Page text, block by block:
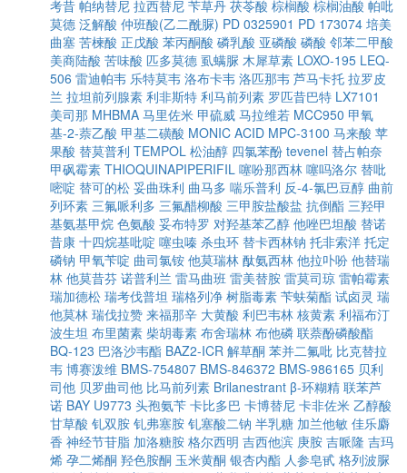
考昔 帕纳替尼 拉西替尼 苄草丹 茯苓酸 棕榈酸 棕榈油酸 帕吡
莫德 泛解酸 仲班酸(乙二酰脲) PD 0325901 PD 173074 培美
曲塞 苦楝酸 正戊酸 苯丙酮酸 磷乳酸 亚磷酸 磷酸 邻苯二甲酸
美商陆酸 苦味酸 匹多莫德 虱螨脲 木犀草素 LOXO-195 LEQ-
506 雷迪帕韦 乐特莫韦 洛布卡韦 洛匹那韦 芦马卡托 拉罗皮
兰 拉坦前列腺素 利非斯特 利马前列素 罗匹昔巴特 LX7101
美司那 MHBMA 马里佐米 甲硫威 马拉维若 MCC950 甲氧
基-2-萘乙酸 甲基二磺酸 MONIC ACID MPC-3100 马来酸 苹
果酸 替莫普利 TEMPOL 松油醇 四氯苯酚 tevenel 替占帕奈
甲砜霉素 THIOQUINAPIPERIFIL 噻吩那西林 噻吗洛尔 替吡
嘧啶 替可的松 妥曲珠利 曲马多 喘乐普利 反-4-氯巴豆醇 曲前
列环素 三氟哌利多 三氟醋柳酸 三甲胺盐酸盐 抗倒酯 三羟甲
基氨基甲烷 色氨酸 妥布特罗 对羟基苯乙醇 他唑巴坦酸 替诺
昔康 十四烷基吡啶 噻虫嗪 杀虫环 替卡西林钠 托非索洋 托定
磷钠 甲氧苄啶 曲司氯铵 他莫瑞林 酞氨西林 他拉卟吩 他替瑞
林 他莫昔芬 诺普利兰 雷马曲班 雷美替胺 雷莫司琼 雷帕霉素
瑞加德松 瑞考伐普坦 瑞格列净 树脂毒素 苄蚨菊酯 试卤灵 瑞
他莫林 瑞伐拉赞 来福那辛 大黄酸 利巴韦林 核黄素 利福布汀
波生坦 布里菌素 柴胡毒素 布舍瑞林 布他磷 联萘酚磷酸酯
BQ-123 巴洛沙韦酯 BAZ2-ICR 解草酮 苯并二氟吡 比克替拉
韦 博赛泼维 BMS-754807 BMS-846372 BMS-986165 贝利
司他 贝罗曲司他 比马前列素 Brilanestrant β-环糊精 联苯芦
诺 BAY U9773 头孢氨苄 卡比多巴 卡博替尼 卡非佐米 乙醇酸
甘草酸 钆双胺 钆弗塞胺 钆塞酸二钠 半乳糖 加兰他敏 佳乐麝
香 神经节苷脂 加洛糖胺 格尔西明 吉西他滨 庚胺 吉哌隆 吉玛
烯 孕二烯酮 羟色胺酮 玉米黄酮 银杏内酯 人参皂甙 格列波脲